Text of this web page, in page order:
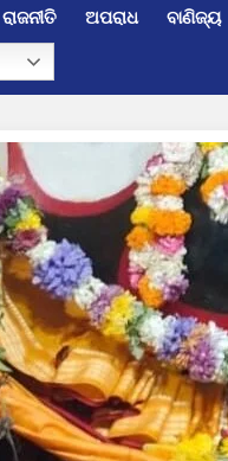
ରାଜନୀତି ଅପରାଧ ବାଣିଜ୍ୟ